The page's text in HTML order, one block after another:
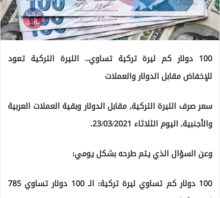
100 دولار كم ليرة تركية تساوي.. الليرة التركية تعود
للإخفاض مقابل الدولار والعملات
سعر صرف الليرة التركية, مقابل الدولار وبقية العملات العربية
والأجنبية, اليوم الثلاثاء 23/03/2021.
وعن السؤال الذي يتم طرحه بشكل يومي:
100 دولار كم تساوي ليرة تركية: الـ 100 دولار تساوي 785